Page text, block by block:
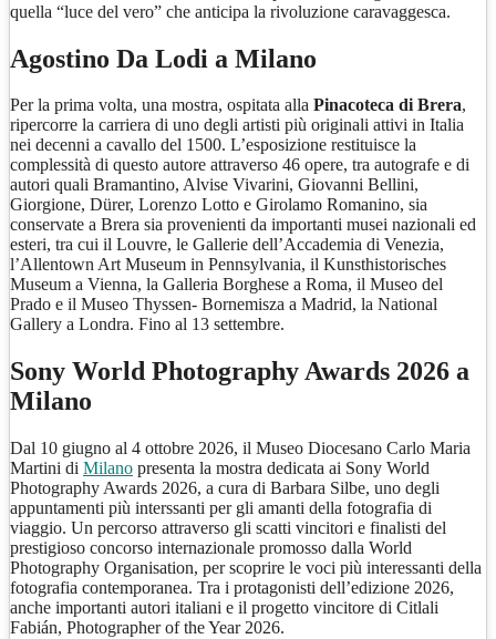
quella “luce del vero” che anticipa la rivoluzione caravaggesca.
Agostino Da Lodi a Milano
Per la prima volta, una mostra, ospitata alla Pinacoteca di Brera,
ripercorre la carriera di uno degli artisti più originali attivi in Italia
nei decenni a cavallo del 1500. L’esposizione restituisce la
complessità di questo autore attraverso 46 opere, tra autografe e di
autori quali Bramantino, Alvise Vivarini, Giovanni Bellini,
Giorgione, Dürer, Lorenzo Lotto e Girolamo Romanino, sia
conservate a Brera sia provenienti da importanti musei nazionali ed
esteri, tra cui il Louvre, le Gallerie dell’Accademia di Venezia,
l’Allentown Art Museum in Pennsylvania, il Kunsthistorisches
Museum a Vienna, la Galleria Borghese a Roma, il Museo del
Prado e il Museo Thyssen- Bornemisza a Madrid, la National
Gallery a Londra. Fino al 13 settembre.
Sony World Photography Awards 2026 a
Milano
Dal 10 giugno al 4 ottobre 2026, il Museo Diocesano Carlo Maria
Martini di Milano presenta la mostra dedicata ai Sony World
Photography Awards 2026, a cura di Barbara Silbe, uno degli
appuntamenti più interssanti per gli amanti della fotografia di
viaggio. Un percorso attraverso gli scatti vincitori e finalisti del
prestigioso concorso internazionale promosso dalla World
Photography Organisation, per scoprire le voci più interessanti della
fotografia contemporanea. Tra i protagonisti dell’edizione 2026,
anche importanti autori italiani e il progetto vincitore di Citlali
Fabián, Photographer of the Year 2026.